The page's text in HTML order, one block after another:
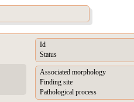
Id
Status
Associated morphology
Finding site
Pathological process